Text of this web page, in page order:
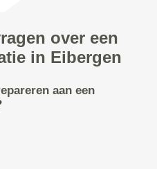
over een
in Eibergen
aan een